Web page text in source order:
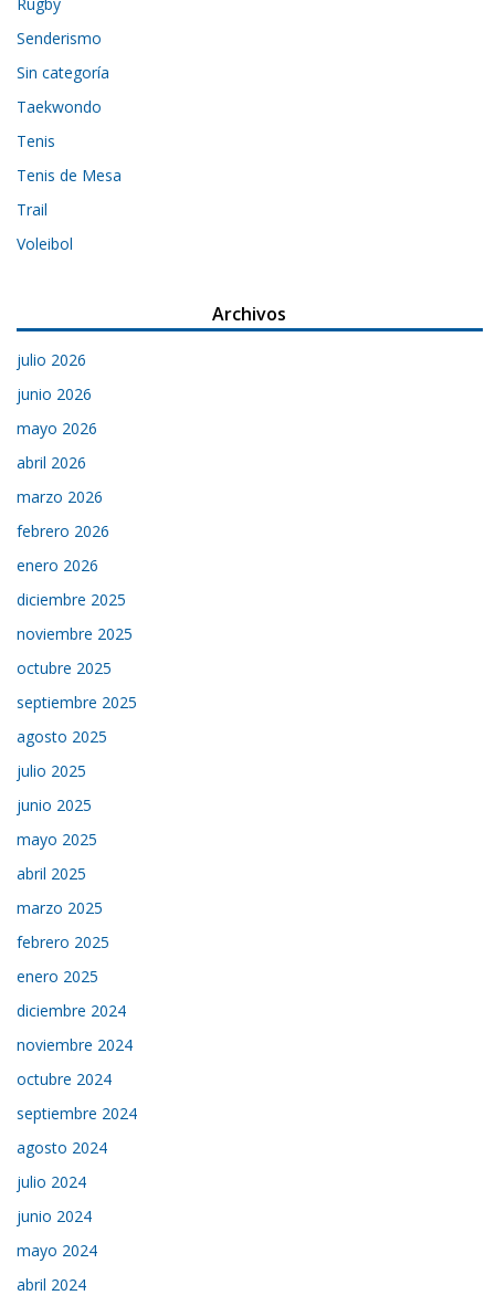
Senderismo
Sin categoría
Taekwondo
Tenis
Tenis de Mesa
Trail
Voleibol
Archivos
julio 2026
junio 2026
mayo 2026
abril 2026
marzo 2026
febrero 2026
enero 2026
diciembre 2025
noviembre 2025
octubre 2025
septiembre 2025
agosto 2025
julio 2025
junio 2025
mayo 2025
abril 2025
marzo 2025
febrero 2025
enero 2025
diciembre 2024
noviembre 2024
octubre 2024
septiembre 2024
agosto 2024
julio 2024
junio 2024
mayo 2024
abril 2024